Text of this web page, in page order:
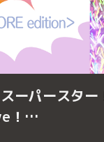
ーパースタ
！…